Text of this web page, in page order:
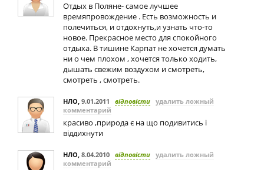
Отдых в Поляне- самое лучшее
времяпровождение . Есть возможность и
полечиться, и отдохнуть,и узнать что-то
новое. Прекрасное место для спокойного
отдыха. В тишине Карпат не хочется думать
ни о чем плохом , хочется только ходить,
дышать свежим воздухом и смотреть,
смотреть , смотреть.
НЛО, 9.01.2011 відповісти удалить ложный
комментарий
красиво ,природа є на що подивитись і
віддихнути
НЛО, 8.04.2010 відповісти удалить ложный
комментарий